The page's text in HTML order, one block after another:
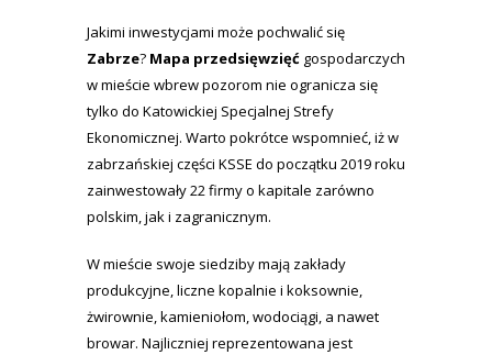
Jakimi inwestycjami może pochwalić się
Zabrze? Mapa przedsięwzięć gospodarczych
w mieście wbrew pozorom nie ogranicza się
tylko do Katowickiej Specjalnej Strefy
Ekonomicznej. Warto pokrótce wspomnieć, iż w
zabrzańskiej części KSSE do początku 2019 roku
zainwestowały 22 firmy o kapitale zarówno
polskim, jak i zagranicznym.
W mieście swoje siedziby mają zakłady
produkcyjne, liczne kopalnie i koksownie,
żwirownie, kamieniołom, wodociągi, a nawet
browar. Najliczniej reprezentowana jest